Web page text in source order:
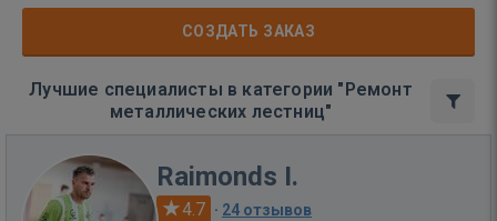
СОЗДАТЬ ЗАКАЗ
Лучшие специалисты в категории "Ремонт
металлических лестниц"
Raimonds I.
4.7 · 24 отзывов